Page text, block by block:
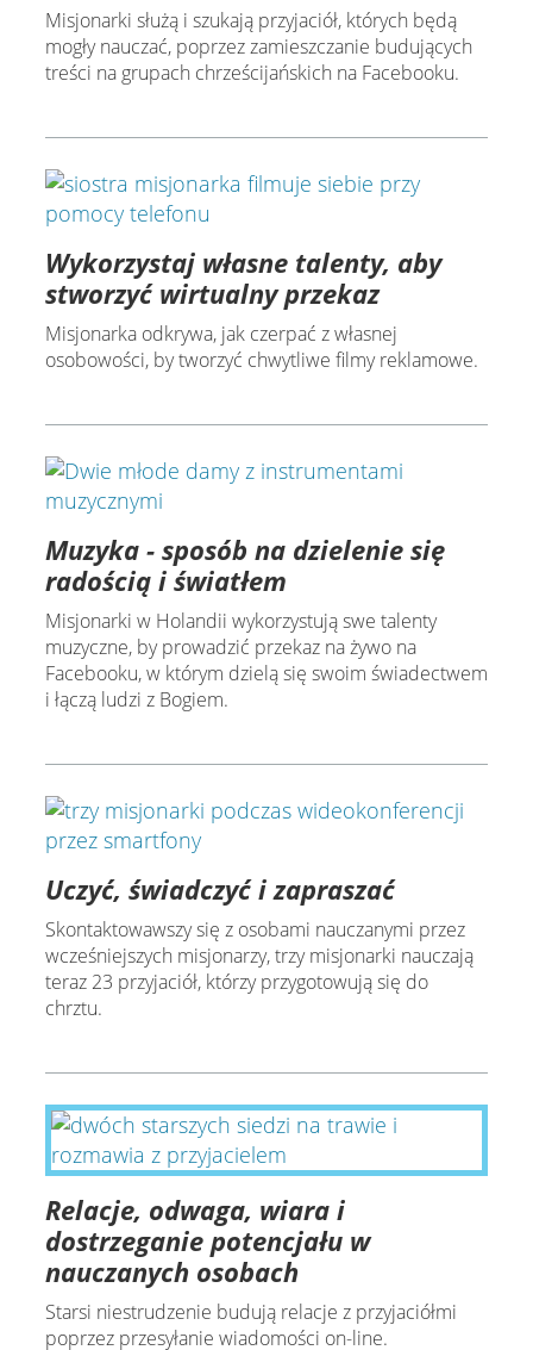
Misjonarki służą i szukają przyjaciół, których będą
mogły nauczać, poprzez zamieszczanie budujących
treści na grupach chrześcijańskich na Facebooku.
Wykorzystaj własne talenty, aby
stworzyć wirtualny przekaz
Misjonarka odkrywa, jak czerpać z własnej
osobowości, by tworzyć chwytliwe filmy reklamowe.
Muzyka - sposób na dzielenie się
radością i światłem
Misjonarki w Holandii wykorzystują swe talenty
muzyczne, by prowadzić przekaz na żywo na
Facebooku, w którym dzielą się swoim świadectwem
i łączą ludzi z Bogiem.
Uczyć, świadczyć i zapraszać
Skontaktowawszy się z osobami nauczanymi przez
wcześniejszych misjonarzy, trzy misjonarki nauczają
teraz 23 przyjaciół, którzy przygotowują się do
chrztu.
Relacje, odwaga, wiara i
dostrzeganie potencjału w
nauczanych osobach
Starsi niestrudzenie budują relacje z przyjaciółmi
poprzez przesyłanie wiadomości on-line.